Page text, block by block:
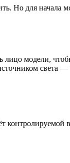
Но для начала
модели,
света